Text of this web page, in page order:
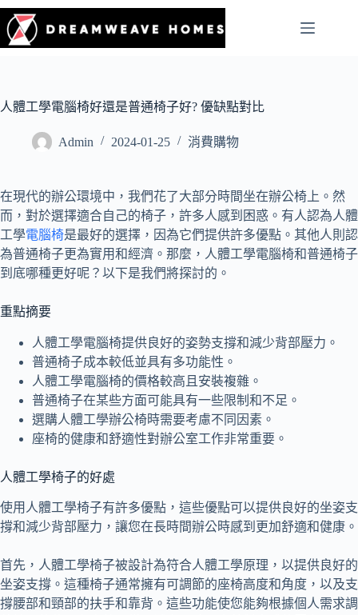
人體工學電腦椅好還是普通椅子好? 優缺點對比
Admin 2024-01-25 消費購物
在現代的辦公環境中，我們花了大部分時間坐在辦公椅上。然
而，對於選擇適合自己的椅子，許多人感到困惑。有人認為人體
工學電腦椅是最好的選擇，因為它們提供許多優點。其他人則認
為普通椅子更為實用和經濟。那麼，人體工學電腦椅和普通椅子
到底哪種更好呢？以下是我們將探討的。
重點摘要
人體工學電腦椅提供良好的姿勢支撐和減少背部壓力。
普通椅子成本較低並具有多功能性。
人體工學電腦椅的價格較高且安裝複雜。
普通椅子在某些方面可能具有一些限制和不足。
選購人體工學辦公椅時需要考慮不同因素。
座椅的健康和舒適性對辦公室工作非常重要。
人體工學椅子的好處
使用人體工學椅子有許多優點，這些優點可以提供良好的坐姿支
撐和減少背部壓力，讓您在長時間辦公時感到更加舒適和健康。
首先，人體工學椅子被設計為符合人體工學原理，以提供良好的
坐姿支撐。這種椅子通常擁有可調節的座椅高度和角度，以及支
撐腰部和頸部的扶手和靠背。這些功能使您能夠根據個人需求調